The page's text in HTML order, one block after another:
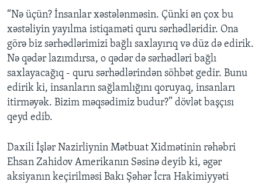
“Nə üçün? İnsanlar xəstələnməsin. Çünki ən çox bu
xəstəliyin yayılma istiqaməti quru sərhədləridir. Ona
görə biz sərhədlərimizi bağlı saxlayırıq və düz də edirik.
Nə qədər lazımdırsa, o qədər də sərhədləri bağlı
saxlayacağıq - quru sərhədlərindən söhbət gedir. Bunu
edirik ki, insanların sağlamlığını qoruyaq, insanları
itirməyək. Bizim məqsədimiz budur?” dövlət başçısı
qeyd edib.
Daxili İşlər Nazirliynin Mətbuat Xidmətinin rəhəbri
Ehsan Zahidov Amerikanın Səsinə deyib ki, əgər
aksiyanın keçirilməsi Bakı Şəhər İcra Hakimiyyəti